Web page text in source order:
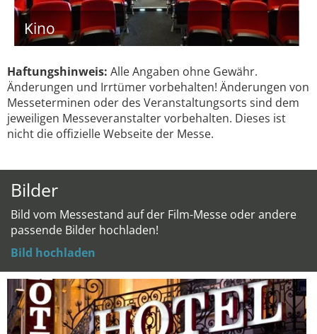
Kino
Haftungshinweis: Alle Angaben ohne Gewähr.
Änderungen und Irrtümer vorbehalten! Änderungen von
Messeterminen oder des Veranstaltungsorts sind dem
jeweiligen Messeveranstalter vorbehalten. Dieses ist
nicht die offizielle Webseite der Messe.
Bilder
Bild vom Messestand auf der Film-Messe oder andere
passende Bilder hochladen!
Bild hochladen